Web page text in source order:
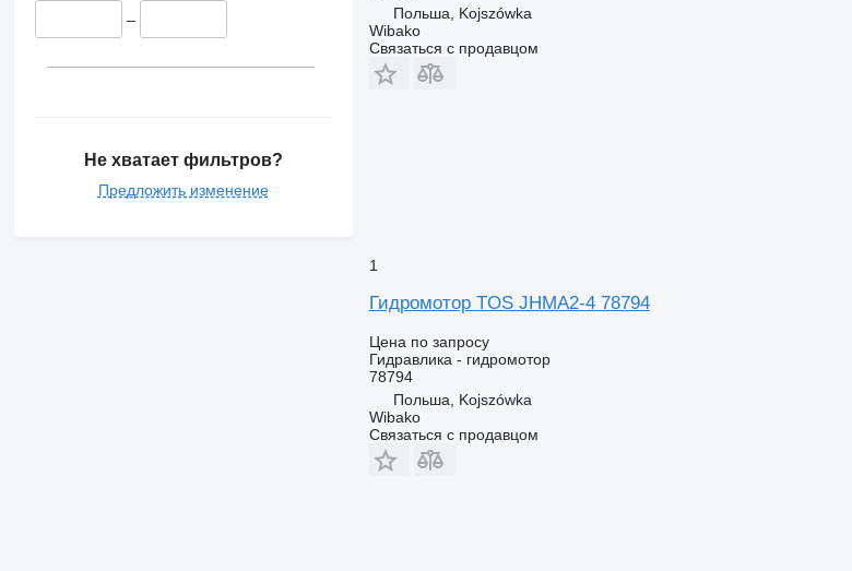
–
Не хватает фильтров?
Предложить изменение
Польша, Kojszówka
Wibako
Связаться с продавцом
1
Гидромотор TOS JHMA2-4 78794
Цена по запросу
Гидравлика - гидромотор
78794
Польша, Kojszówka
Wibako
Связаться с продавцом